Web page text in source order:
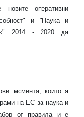
оперативни
и "Наука и
2014 - 2020 да
момента, които я
на ЕС за наука и
от правила и е